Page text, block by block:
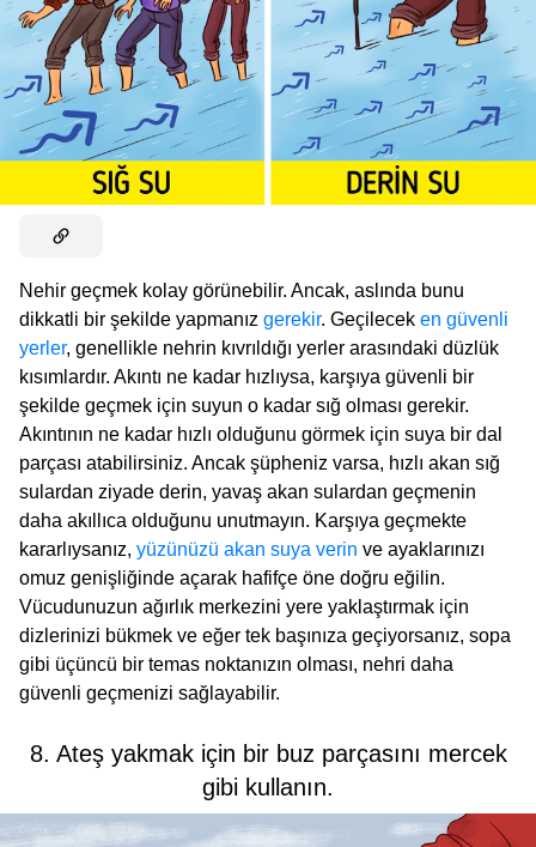
Nehir geçmek kolay görünebilir. Ancak, aslında bunu
dikkatli bir şekilde yapmanız gerekir. Geçilecek en güvenli
yerler, genellikle nehrin kıvrıldığı yerler arasındaki düzlük
kısımlardır. Akıntı ne kadar hızlıysa, karşıya güvenli bir
şekilde geçmek için suyun o kadar sığ olması gerekir.
Akıntının ne kadar hızlı olduğunu görmek için suya bir dal
parçası atabilirsiniz. Ancak şüpheniz varsa, hızlı akan sığ
sulardan ziyade derin, yavaş akan sulardan geçmenin
daha akıllıca olduğunu unutmayın. Karşıya geçmekte
kararlıysanız, yüzünüzü akan suya verin ve ayaklarınızı
omuz genişliğinde açarak hafifçe öne doğru eğilin.
Vücudunuzun ağırlık merkezini yere yaklaştırmak için
dizlerinizi bükmek ve eğer tek başınıza geçiyorsanız, sopa
gibi üçüncü bir temas noktanızın olması, nehri daha
güvenli geçmenizi sağlayabilir.
8. Ateş yakmak için bir buz parçasını mercek
gibi kullanın.